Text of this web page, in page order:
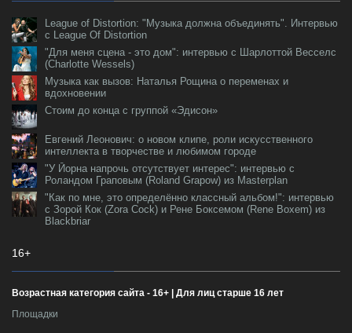
League of Distortion: "Музыка должна объединять". Интервью
с League Of Distortion
"Для меня сцена - это дом": интервью с Шарлоттой Весселс
(Charlotte Wessels)
Музыка как вызов: Наталья Рощина о переменах и
вдохновении
Стоим до конца с группой «Эдисон»
Евгений Леонович: о новом клипе, роли искусственного
интеллекта в творчестве и любимом городе
"У Йорна напрочь отсутствует интерес": интервью с
Роландом Граповым (Roland Grapow) из Masterplan
"Как по мне, это определённо классный альбом!": интервью
с Зорой Кок (Zora Cock) и Рене Боксемом (Rene Boxem) из
Blackbriar
16+
Возрастная категория сайта - 16+ | Для лиц старше 16 лет
Площадки